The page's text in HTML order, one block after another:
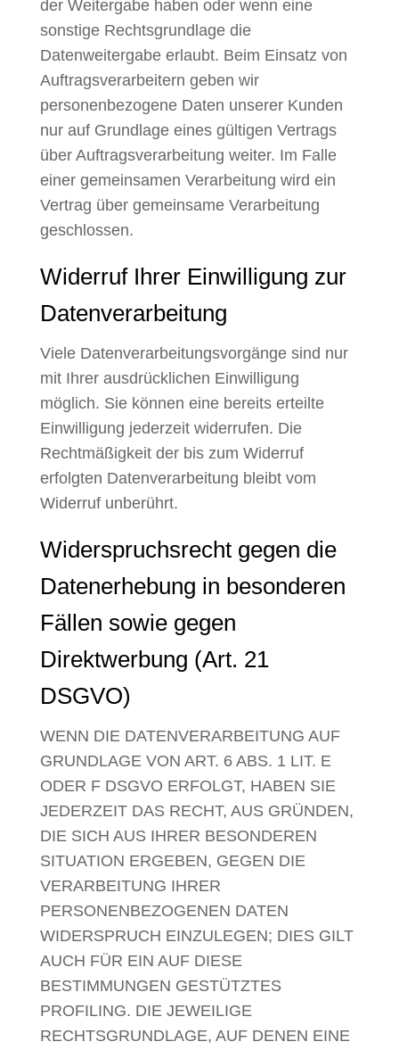
der Weitergabe haben oder wenn eine
sonstige Rechtsgrundlage die
Datenweitergabe erlaubt. Beim Einsatz von
Auftragsverarbeitern geben wir
personenbezogene Daten unserer Kunden
nur auf Grundlage eines gültigen Vertrags
über Auftragsverarbeitung weiter. Im Falle
einer gemeinsamen Verarbeitung wird ein
Vertrag über gemeinsame Verarbeitung
geschlossen.
Widerruf Ihrer Einwilligung zur
Datenverarbeitung
Viele Datenverarbeitungsvorgänge sind nur
mit Ihrer ausdrücklichen Einwilligung
möglich. Sie können eine bereits erteilte
Einwilligung jederzeit widerrufen. Die
Rechtmäßigkeit der bis zum Widerruf
erfolgten Datenverarbeitung bleibt vom
Widerruf unberührt.
Widerspruchsrecht gegen die
Datenerhebung in besonderen
Fällen sowie gegen
Direktwerbung (Art. 21
DSGVO)
WENN DIE DATENVERARBEITUNG AUF
GRUNDLAGE VON ART. 6 ABS. 1 LIT. E
ODER F DSGVO ERFOLGT, HABEN SIE
JEDERZEIT DAS RECHT, AUS GRÜNDEN,
DIE SICH AUS IHRER BESONDEREN
SITUATION ERGEBEN, GEGEN DIE
VERARBEITUNG IHRER
PERSONENBEZOGENEN DATEN
WIDERSPRUCH EINZULEGEN; DIES GILT
AUCH FÜR EIN AUF DIESE
BESTIMMUNGEN GESTÜTZTES
PROFILING. DIE JEWEILIGE
RECHTSGRUNDLAGE, AUF DENEN EINE